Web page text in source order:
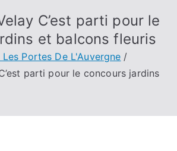
C’est parti pour le
et balcons fleuris
Portes De L'Auvergne
parti pour le concours jardins